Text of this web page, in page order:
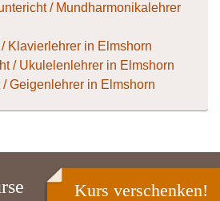
/ Mundharmonikalehrer
Klavierlehrer in Elmshorn
/ Ukulelenlehrer in Elmshorn
Geigenlehrer in Elmshorn
Kurs verschenken!